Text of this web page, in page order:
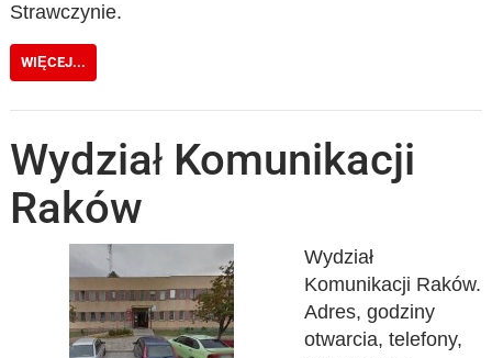
Strawczynie.
WIĘCEJ...
Wydział Komunikacji
Raków
Wydział
Komunikacji Raków.
Adres, godziny
otwarcia, telefony,